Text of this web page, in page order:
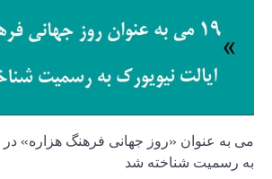
به رسمیت شناخته شد